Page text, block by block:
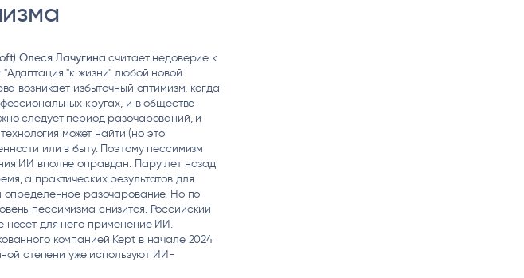
Олеся Лачугина считает недоверие к
"к жизни" любой новой
возникает избыточный оптимизм, когда
кругах, и в обществе
следует период разочарований, и
может найти (но это
или в быту. Поэтому пессимизм
ИИ вполне оправдан. Пару лет назад
а практических результатов для
разочарование. Но по
пессимизма снизится. Российский
несет для него применение ИИ.
компанией Kept в начале 2024
степени уже используют ИИ-